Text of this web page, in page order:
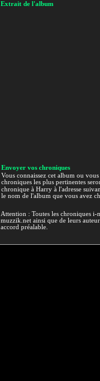
Extrait de l'album
Envoyer vos chroniques
Vous connaissez cet album ou
chroniques les plus pertinentes
chronique à Harry à l'adresse
le nom de l'album que vous avez
Attention : Toutes les chroniques i-
muzzik.net ainsi que de leurs
accord préalable.